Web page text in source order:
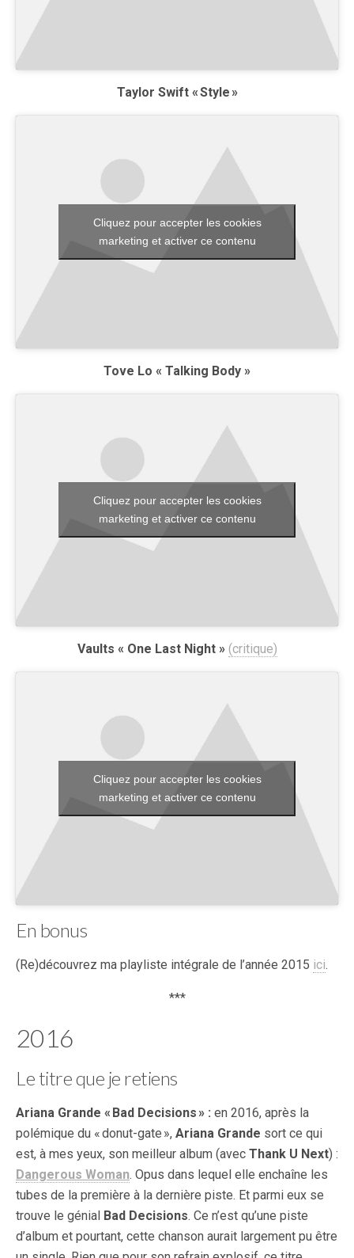
Taylor Swift « Style »
Cliquez pour accepter les cookies
marketing et activer ce contenu
Tove Lo « Talking Body »
Cliquez pour accepter les cookies
marketing et activer ce contenu
Vaults « One Last Night » (critique)
Cliquez pour accepter les cookies
marketing et activer ce contenu
En bonus
(Re)découvrez ma playliste intégrale de l’année 2015 ici.
***
2016
Le titre que je retiens
Ariana Grande « Bad Decisions » : en 2016, après la
polémique du « donut-gate », Ariana Grande sort ce qui
est, à mes yeux, son meilleur album (avec Thank U Next) :
Dangerous Woman. Opus dans lequel elle enchaîne les
tubes de la première à la dernière piste. Et parmi eux se
trouve le génial Bad Decisions. Ce n’est qu’une piste
d’album et pourtant, cette chanson aurait largement pu être